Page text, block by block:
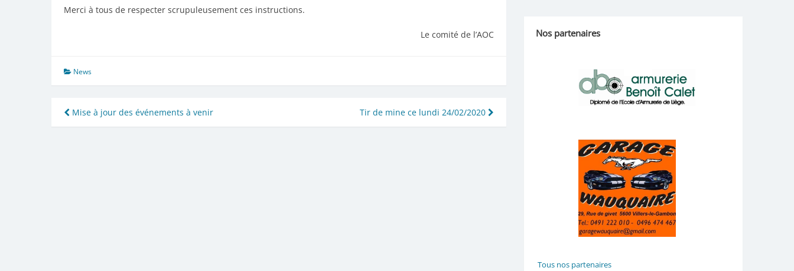
Merci à tous de respecter scrupuleusement ces instructions.
Le comité de l’AOC
News
Navigation
de
Mise à jour des événements à venir Tir de mine ce lundi 24/02/2020
Nos partenaires
Tous nos partenaires